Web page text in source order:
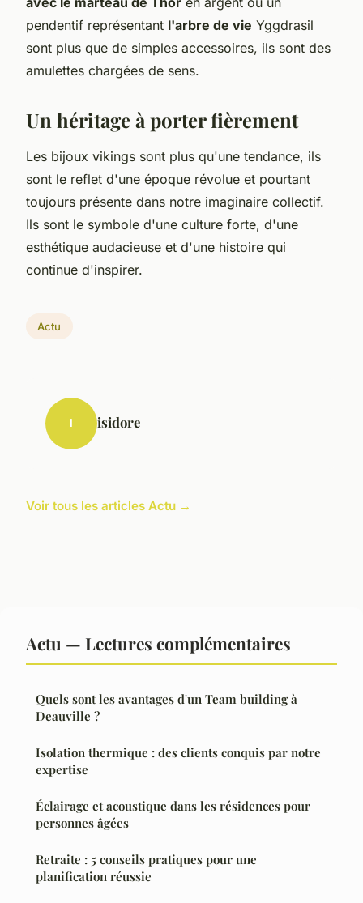
pendentif représentant l'arbre de vie Yggdrasil
sont plus que de simples accessoires, ils sont des
amulettes chargées de sens.
Un héritage à porter fièrement
Les bijoux vikings sont plus qu'une tendance, ils
sont le reflet d'une époque révolue et pourtant
toujours présente dans notre imaginaire collectif.
Ils sont le symbole d'une culture forte, d'une
esthétique audacieuse et d'une histoire qui
continue d'inspirer.
Actu
I isidore
Voir tous les articles Actu →
Actu — Lectures complémentaires
Quels sont les avantages d'un Team building à
Deauville ?
Isolation thermique : des clients conquis par notre
expertise
Éclairage et acoustique dans les résidences pour
personnes âgées
Retraite : 5 conseils pratiques pour une
planification réussie